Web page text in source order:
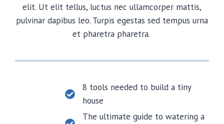
elit. Ut elit tellus, luctus nec ullamcorper mattis,
pulvinar dapibus leo. Turpis egestas sed tempus urna
et pharetra pharetra.
8 tools needed to build a tiny
house
The ultimate guide to watering a